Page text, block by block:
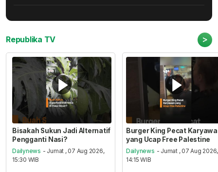
Republika TV >
Bisakah Sukun Jadi Alternatif
Pengganti Nasi?
Dailynews - Jumat , 07 Aug 2026,
15:30 WIB
Burger King Pecat
yang Ucap Free Palestine
Dailynews - Jumat , 07 Aug 2026,
14:15 WIB